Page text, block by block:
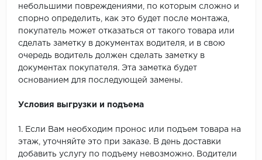
небольшими повреждениями, по которым сложно и
спорно определить, как это будет после монтажа,
покупатель может отказаться от такого товара или
сделать заметку в документах водителя, и в свою
очередь водитель должен сделать заметку в
документах покупателя. Эта заметка будет
основанием для последующей замены.
Условия выгрузки и подъема
1. Если Вам необходим пронос или подъем товара на
этаж, уточняйте это при заказе. В день доставки
добавить услугу по подъему невозможно. Водители